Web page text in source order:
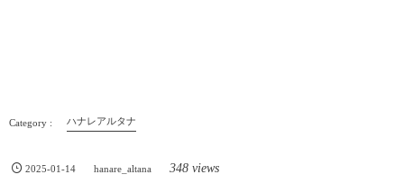
ハナレアルタナ
2025-01-14 hanare_altana 348 views